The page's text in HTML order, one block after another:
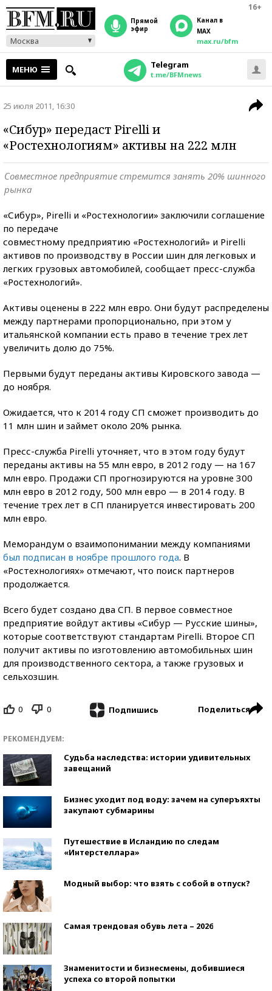
16+
Москва
прямой
эфир
Канал в
MAX
max.ru/bfm
МЕНЮ Telegram
t.me/BFMnews
25 июля 2011, 16:30
«Сибур» передаст Pirelli и
«Ростехнологиям» активы на 222 млн
Совместное предприятие стремится занять 20% шинного
рынка
«Сибур», Pirelli и «Ростехнологии» заключили соглашение
по передаче
совместному предприятию «Ростехнологий» и Pirelli
активов по производству в России шин для легковых и
легких грузовых автомобилей, сообщает пресс-служба
«Ростехнологий».
Активы оценены в 222 млн евро. Они будут распределены
между партнерами пропорционально, при этом у
итальянской компании есть право в течение трех лет
увеличить долю до 75%.
Первыми будут переданы активы Кировского завода —
до ноября.
Ожидается, что к 2014 году СП сможет производить до
11 млн шин и займет около 20% рынка.
Пресс-служба Pirelli уточняет, что в этом году будут
переданы активы на 55 млн евро, в 2012 году — на 167
млн евро. Продажи СП прогнозируются на уровне 300
млн евро в 2012 году, 500 млн евро — в 2014 году. В
течение трех лет в СП планируется инвестировать 200
млн евро.
Меморандум о взаимопонимании между компаниями
был подписан в ноябре прошлого года. В
«Ростехнологиях» отмечают, что поиск партнеров
продолжается.
Всего будет создано два СП. В первое совместное
предприятие войдут активы «Сибур — Русские шины»,
которые соответствуют стандартам Pirelli. Второе СП
получит активы по изготовлению автомобильных шин
для производственного сектора, а также грузовых и
сельхозшин.
0 0 Подпишись Поделиться
РЕКОМЕНДУЕМ:
Судьба наследства: истории удивительных
завещаний
Бизнес уходит под воду: зачем на суперъяхты
закупают субмарины
Путешествие в Исландию по следам
«Интерстеллара»
Модный выбор: что взять с собой в отпуск?
Самая трендовая обувь лета – 2026
Знаменитости и бизнесмены, добившиеся
успеха со второй попытки